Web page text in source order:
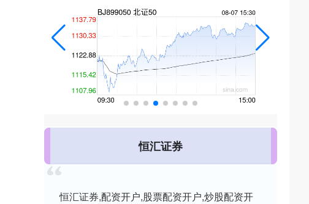
恒汇证券
恒汇证券,配资开户,股票配资开户,炒股配资开